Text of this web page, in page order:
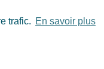
trafic. En savoir plus